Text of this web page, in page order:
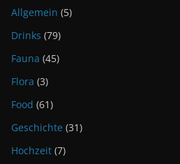
Allgemein (5)
Drinks (79)
Fauna (45)
Flora (3)
Food (61)
Geschichte (31)
Hochzeit (7)